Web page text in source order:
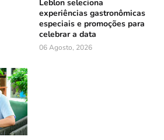
Leblon seleciona
experiências gastronômicas
especiais e promoções para
celebrar a data
06 Agosto, 2026